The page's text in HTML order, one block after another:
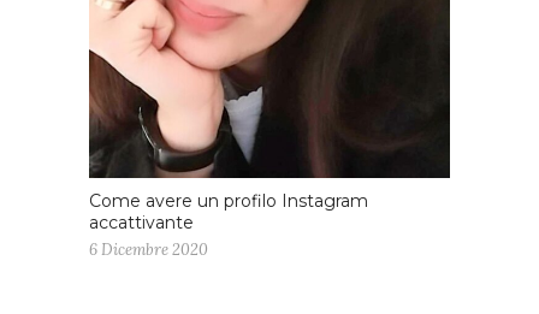
Come avere un profilo Instagram
accattivante
6 Dicembre 2020